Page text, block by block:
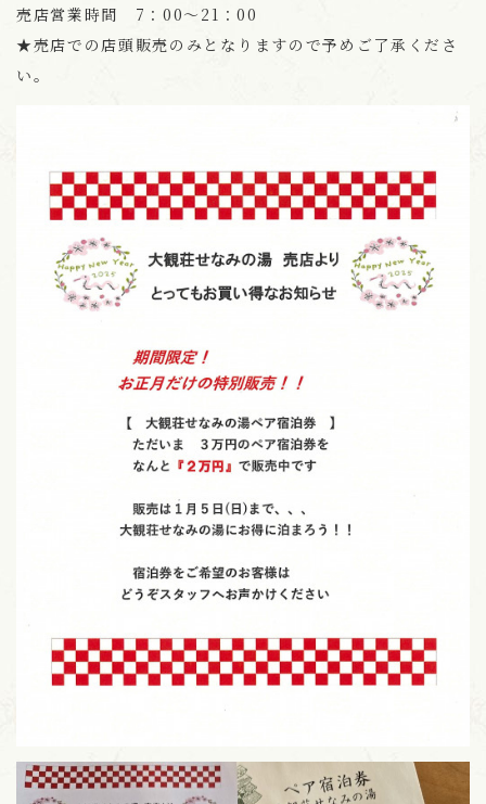
売店営業時間 7：00～21：00
★売店での店頭販売のみとなりますので予めご了承くださ
い。